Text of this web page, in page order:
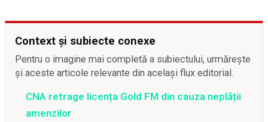
Context și subiecte conexe
Pentru o imagine mai completă a subiectului, urmărește
și aceste articole relevante din același flux editorial.
CNA retrage licența Gold FM din cauza neplății
amenzilor